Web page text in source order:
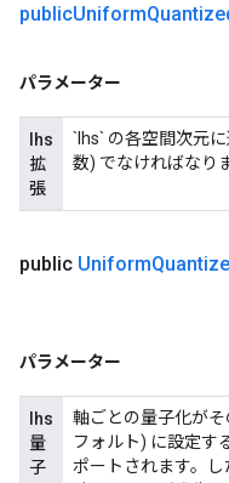
publicUniform
パラメーター
lhs
拡
張
`lhs` の各空間次元
数) でなければなり
public Uniform
パラメーター
lhs
量
子
軸ごとの量子化が
フォルト) に設定す
ポートされます。